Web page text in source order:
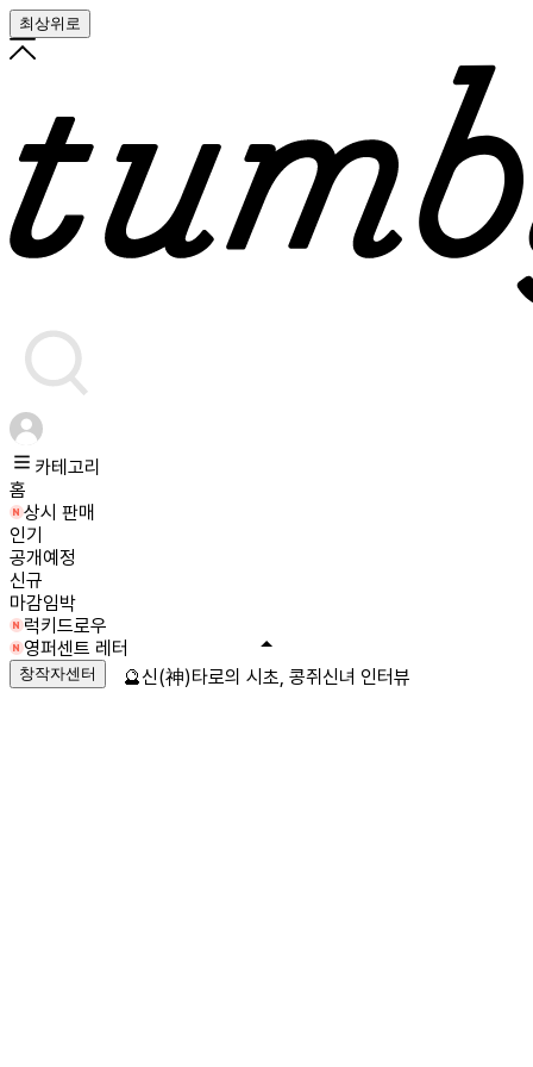
최상위로
카테고리
홈
상시 판매
인기
공개예정
신규
마감임박
럭키드로우
영퍼센트 레터
창작자센터 🔮신(神)타로의 시초, 콩쥐신녀 인터뷰